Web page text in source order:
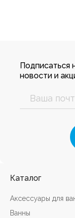
Подписаться
новости и
Каталог
Аксессуары для
Ванны